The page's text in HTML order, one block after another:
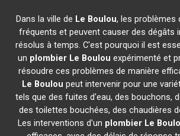
Dans la ville de Le Boulou, les problèmes
fréquents et peuvent causer des dégâts
résolus à temps. C'est pourquoi il est
un plombier Le Boulou expérimenté et
résoudre ces problèmes de manière
Le Boulou peut intervenir pour une
tels que des fuites d'eau, des bouchons,
des toilettes bouchées, des chaudières
Les interventions d'un plombier Le